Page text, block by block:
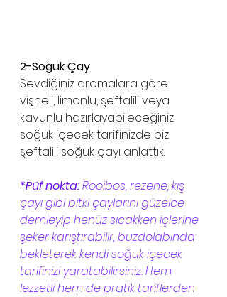
2-Soğuk Çay
Sevdiğiniz aromalara göre
vişneli, limonlu, şeftalili veya
kavunlu hazırlayabileceğiniz
soğuk içecek tarifinizde biz
şeftalili soğuk çayı anlattık.
*Püf nokta: Rooibos, rezene, kış
çayı gibi bitki çaylarını güzelce
demleyip henüz sıcakken içlerine
şeker karıştırabilir, buzdolabında
bekleterek kendi soğuk içecek
tarifinizi yaratabilirsiniz. Hem
lezzetli hem de pratik tariflerden